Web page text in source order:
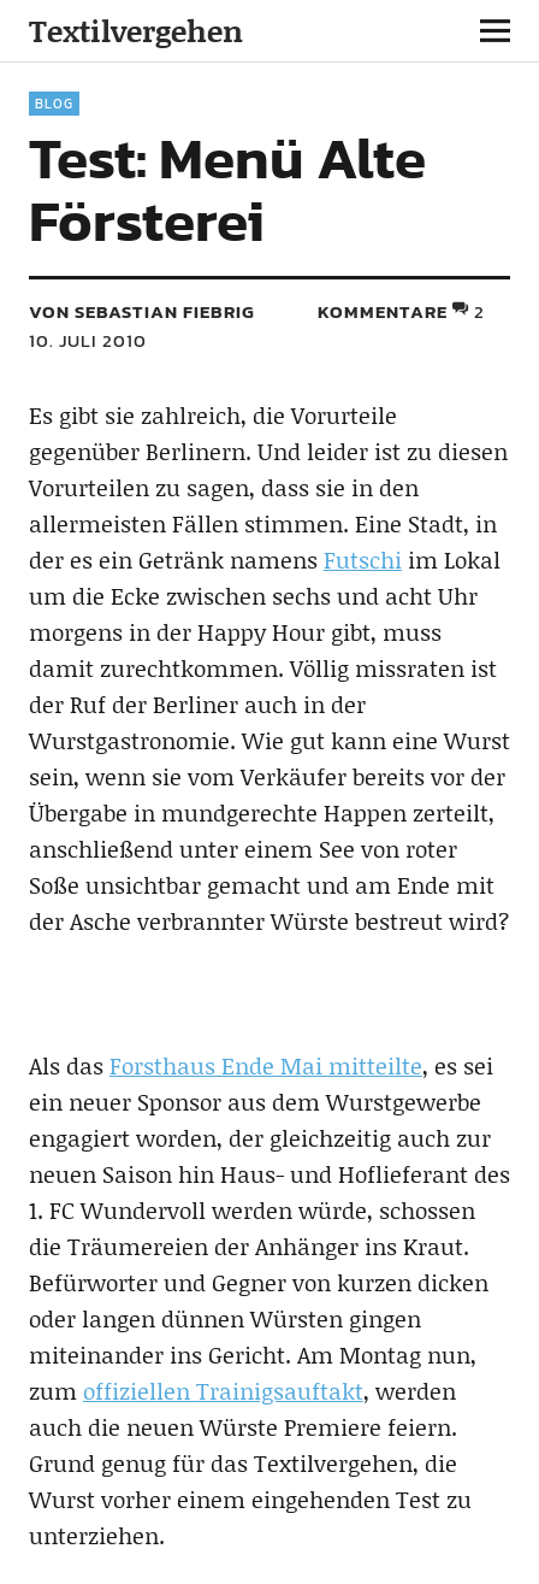
Textilvergehen
BLOG
Test: Menü Alte
Försterei
VON SEBASTIAN FIEBRIG
10. JULI 2010
KOMMENTARE 2
Es gibt sie zahlreich, die Vorurteile
gegenüber Berlinern. Und leider ist zu diesen
Vorurteilen zu sagen, dass sie in den
allermeisten Fällen stimmen. Eine Stadt, in
der es ein Getränk namensFutschiim Lokal
um die Ecke zwischen sechs und acht Uhr
morgens in der Happy Hour gibt, muss
damit zurechtkommen. Völlig missraten ist
der Ruf der Berliner auch in der
Wurstgastronomie. Wie gut kann eine Wurst
sein, wenn sie vom Verkäufer bereits vor der
Übergabe in mundgerechte Happen zerteilt,
anschließend unter einem See von roter
Soße unsichtbar gemacht und am Ende mit
der Asche verbrannter Würste bestreut wird?
Als dasForsthaus Ende Mai mitteilte, es sei
ein neuer Sponsor aus dem Wurstgewerbe
engagiert worden, der gleichzeitig auch zur
neuen Saison hin Haus- und Hoflieferant des
1. FC Wundervoll werden würde, schossen
die Träumereien der Anhänger ins Kraut.
Befürworter und Gegner von kurzen dicken
oder langen dünnen Würsten gingen
miteinander ins Gericht. Am Montag nun,
zum offiziellen Trainigsauftakt, werden
auch die neuen Würste Premiere feiern.
Grund genug für das Textilvergehen, die
Wurst vorher einem eingehenden Test zu
unterziehen.